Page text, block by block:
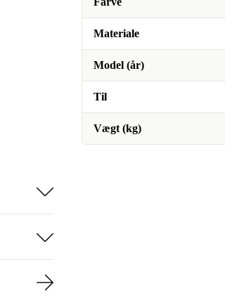
Materiale
Model (år)
Til
Vægt (kg)